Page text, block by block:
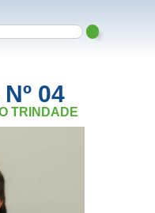
04
TRINDADE